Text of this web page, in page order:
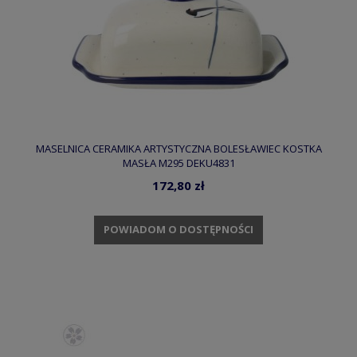
MASELNICA CERAMIKA ARTYSTYCZNA BOLESŁAWIEC KOSTKA
MASŁA M295 DEKU4831
172,80 zł
POWIADOM O DOSTĘPNOŚCI